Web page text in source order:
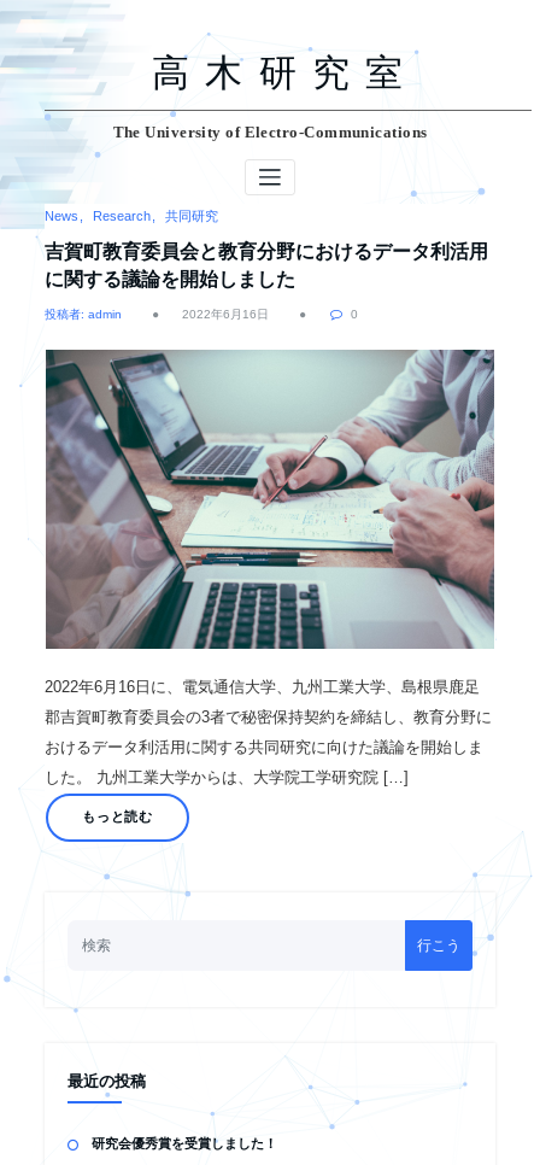
ン
プ
高木研究室
The University ofElectro-Communications
News Research 共同研究
吉賀町教育委員会と教育分野におけるデータ利活用
に関する議論を開始しました
投稿者: admin 2022年6月16日 0
2022年6月16日に、電気通信大学、九州工業大学、島根県鹿足
郡吉賀町教育委員会の3者で秘密保持契約を締結し、教育分野に
おけるデータ利活用に関する共同研究に向けた議論を開始しま
した。 九州工業大学からは、大学院工学研究院 […]
もっと読む
行こう
最近の投稿
研究会優秀賞を受賞しました！